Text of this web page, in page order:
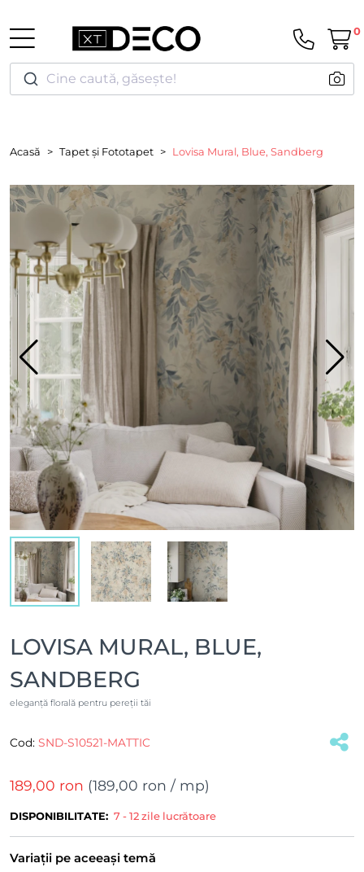
Cine caută, găsește!
0
Acasă Tapet și Fototapet Lovisa Mural, Blue, Sandberg
LOVISA MURAL, BLUE,
SANDBERG
eleganță florală pentru pereții tăi
Cod: SND-S10521-MATTIC
189,00 ron (189,00 ron / mp)
DISPONIBILITATE: 7 - 12 zile lucrătoare
Variații pe aceeași temă